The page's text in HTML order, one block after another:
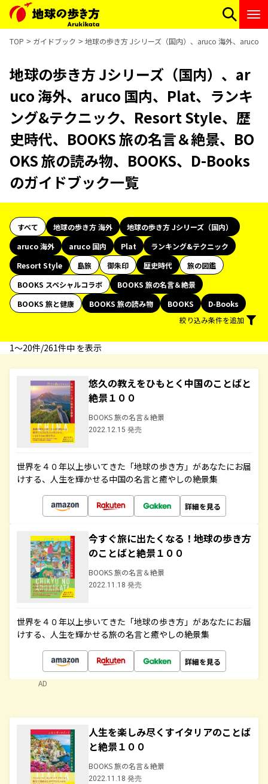
TOP ガイドブック 地球の歩き方 Jシリーズ（国内）、aruco 海外、aruco
地球の歩き方 Jシリーズ（国内）、ar
uco 海外、aruco 国内、Plat、ランキ
ング&テクニック、Resort Style、歴
史時代、BOOKS 旅の名言＆絶景、BO
OKS 旅の読み物、BOOKS、D-Books
のガイドブック一覧
すべて 地球の歩き方 海外
地球の歩き方 Jシリーズ（国内）
aruco 海外
aruco 国内 Plat
ランキング&テクニック
Resort Style
島旅 御朱印 歴史時代
旅の図鑑
BOOKS スペシャルコラボ
BOOKS 旅の名言＆絶景
BOOKS 旅と健康
BOOKS 旅の読み物 BOOKS
D-Books
絞り込み条件を追加
1〜20件/261件中 を表示
悠久の教えをひもとく中国のことばと
絶景１００
BOOKS 旅の名言＆絶景
2022.12.15 発売
世界を４０年以上歩いてきた「地球の歩き方」があなたにお届
けする、人生を輝かせる中国の名言と癒やしの絶景集
詳細を見る
今すぐ旅に出たくなる！地球の歩き方
のことばと絶景１００
BOOKS 旅の名言＆絶景
2022.11.18 発売
世界を４０年以上歩いてきた「地球の歩き方」があなたにお届
けする、人生を輝かせる旅の名言と癒やしの絶景集
詳細を見る
AD
人生を楽しみ尽くすイタリアのことば
と絶景１００
BOOKS 旅の名言＆絶景
2022.11.18 発売